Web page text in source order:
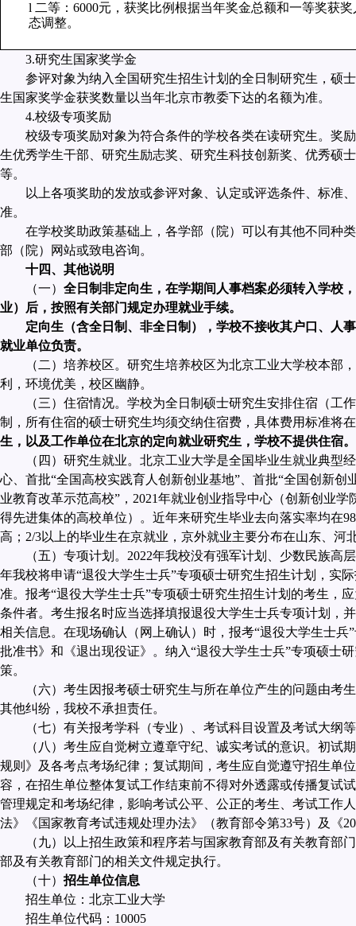
l 二等： 6000元，获奖比例根据当年奖金总额和一等奖获奖
态调整。
3.研究生国家奖学金
参评对象为纳入全国研究生招生计划的全日制研究生，硕
生国家奖学金获奖数量以当年北京市教委下达的名额为准。
4.校级专项奖励
校级专项奖励对象为符合条件的学校各类在读研究生。奖
生优秀学生干部、研究生励志奖、研究生科技创新奖、优秀硕
等。
以上各项奖助的发放或参评对象、认定或评选条件、标准
准。
在学校奖助政策基础上，各学部（院）可以有其他不同种
部（院）网站或致电咨询。
十四、其他说明
（一） 全日制非定向生，在学期间人事档案必须转入学校
业）后，按照有关部门规定办理就业手续。
定向生（含全日制、非全日制），学校不接收其户口、人
就业单位负责。
（二）培养校区。研究生培养校区为北京工业大学校本部
利，环境优美，校区幽静。
（三）住宿情况。学校为全日制硕士研究生安排住宿（
制，所有住宿的硕士研究生均须交纳住宿费，具体费用标准将
生，以及工作单位在北京的定向就业研究生，学校不提供住宿。
（四）研究生就业。北京工业大学是全国毕业生就业典型
心、首批“全国高校实践育人创新创业基地”、首批“全国创新创
业教育改革示范高校”， 2021年就业创业指导中心（创新创业学
得先进集体的高校单位）。近年来研究生毕业去向落实率均在
高； 2/3以上的毕业生在京就业，京外就业主要分布在山东、河
（五）专项计划。 2022年我校没有强军计划、少数民族高
年我校将申请“退役大学生士兵”专项硕士研究生招生计划，实
准。报考“退役大学生士兵”专项硕士研究生招生计划的考生，
条件者。考生报名时应当选择填报退役大学生士兵专项计划，
相关信息。在现场确认（网上确认）时，报考“退役大学生士
批准书》和《退出现役证》。纳入“退役大学生士兵”专项硕士
策。
（六）考生因报考硕士研究生与所在单位产生的问题由
其他纠纷，我校不承担责任。
（七）有关报考学科（专业）、考试科目设置及考试大纲
（八）考生应自觉树立遵章守纪、诚实考试的意识。初
规则》及各考点考场纪律；复试期间，考生应自觉遵守招生单
容，在招生单位整体复试工作结束前不得对外透露或传播复试
管理规定和考场纪律，影响考试公平、公正的考生、考试工作
法》《国家教育考试违规处理办法》（教育部令第33号）及《
（九）以上招生政策和程序若与国家教育部及有关教育
部及有关教育部门的相关文件规定执行。
（十） 招生单位信息
招生单位：北京工业大学
招生单位代码： 10005